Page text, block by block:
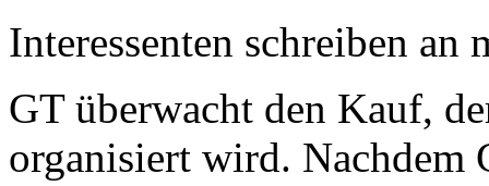
Interessenten schreiben
GT überwacht den Kauf,
organisiert wird. Nachdem